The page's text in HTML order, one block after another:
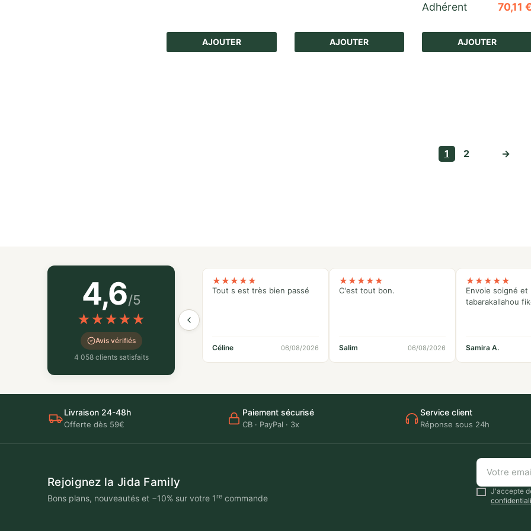
AJOUTER AJOUTER
Adhérent
70,11 €
AJOUTER
1 2 →
4,6/5
★★★★★
Avis vérifiés
4 058 clients satisfaits
★★★★★
Tout s est très bien passé
Céline 06/08/2026
★★★★★
C'est tout bon.
Salim 06/08/2026
★★★★★
Envoie soigné et
tabarakallahou
Samira A.
Livraison 24-48h
Offerte dès 59€
Paiement sécurisé
CB · PayPal · 3x
Service client
Réponse sous 24h
Rejoignez la Jida Family
Bons plans, nouveautés et −10% sur votre 1re commande
Votre
email
J'accepte